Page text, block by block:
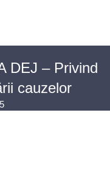
DEJ – Privind
cauzelor